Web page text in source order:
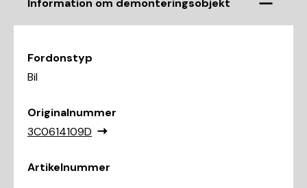
Fordonstyp
Bil
Originalnummer
3C0614109D
Artikelnummer